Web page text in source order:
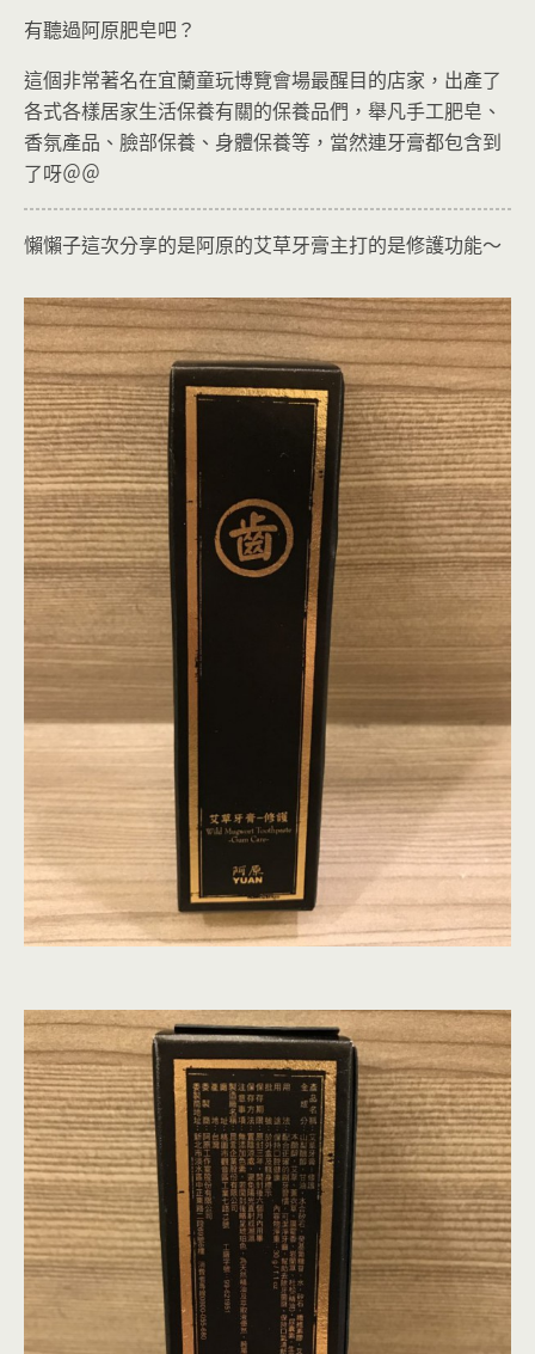
有聽過阿原肥皂吧？
這個非常著名在宜蘭童玩博覽會場最醒目的店家，出產了
各式各樣居家生活保養有關的保養品們，舉凡手工肥皂、
香氛產品、臉部保養、身體保養等，當然連牙膏都包含到
了呀＠＠
懶懶子這次分享的是阿原的艾草牙膏主打的是修護功能～